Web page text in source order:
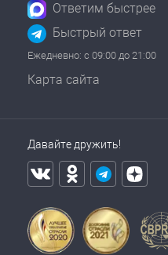
Ответим быстрее
Быстрый ответ
Ежедневно: с 09:00 до 21:00
Карта сайта
Давайте дружить!